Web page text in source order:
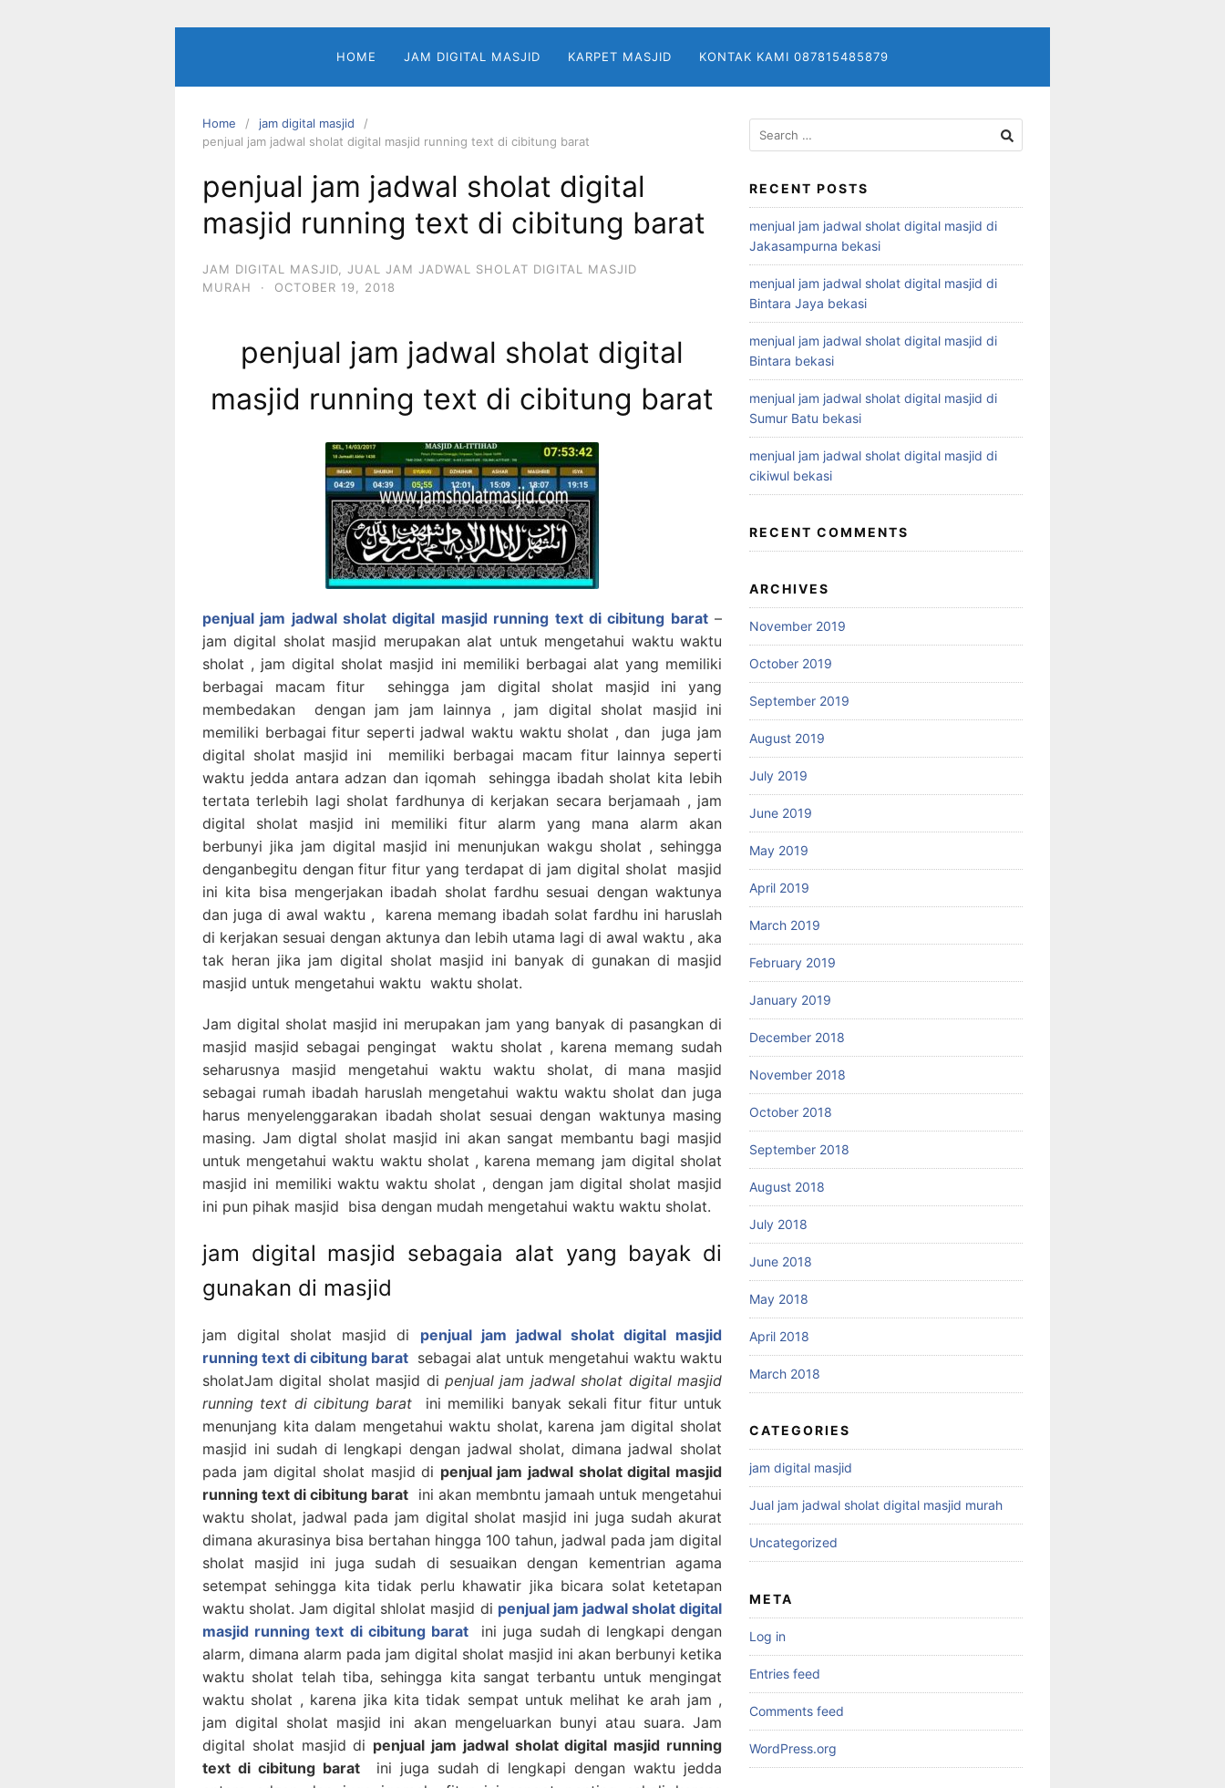
HOME JAM DIGITAL MASJID KARPET MASJID KONTAK KAMI 087815485879
Home
jam digital masjid
penjual jam jadwal sholat digital masjid running text di cibitung barat
penjual jam jadwal sholat digital
masjid running text di cibitung barat
JAM DIGITAL MASJID
JUAL JAM JADWAL SHOLAT DIGITAL MASJID
MURAH
· OCTOBER 19, 2018
penjual jam jadwal sholat digital
masjid running text di cibitung barat
penjual jam jadwal sholat digital masjid running text di cibitung barat –
jam digital sholat masjid merupakan alat untuk mengetahui waktu waktu
sholat , jam digital sholat masjid ini memiliki berbagai alat yang memiliki
berbagai macam fitur sehingga jam digital sholat masjid ini yang
membedakan dengan jam jam lainnya , jam digital sholat masjid ini
memiliki berbagai fitur seperti jadwal waktu waktu sholat , dan juga jam
digital sholat masjid ini memiliki berbagai macam fitur lainnya seperti
waktu jedda antara adzan dan iqomah sehingga ibadah sholat kita lebih
tertata terlebih lagi sholat fardhunya di kerjakan secara berjamaah , jam
digital sholat masjid ini memiliki fitur alarm yang mana alarm akan
berbunyi jika jam digital masjid ini menunjukan wakgu sholat , sehingga
denganbegitu dengan fitur fitur yang terdapat di jam digital sholat masjid
ini kita bisa mengerjakan ibadah sholat fardhu sesuai dengan waktunya
dan juga di awal waktu , karena memang ibadah solat fardhu ini haruslah
di kerjakan sesuai dengan aktunya dan lebih utama lagi di awal waktu , aka
tak heran jika jam digital sholat masjid ini banyak di gunakan di masjid
masjid untuk mengetahui waktu waktu sholat.
Jam digital sholat masjid ini merupakan jam yang banyak di pasangkan di
masjid masjid sebagai pengingat waktu sholat , karena memang sudah
seharusnya masjid mengetahui waktu waktu sholat, di mana masjid
sebagai rumah ibadah haruslah mengetahui waktu waktu sholat dan juga
harus menyelenggarakan ibadah sholat sesuai dengan waktunya masing
masing. Jam digtal sholat masjid ini akan sangat membantu bagi masjid
untuk mengetahui waktu waktu sholat , karena memang jam digital sholat
masjid ini memiliki waktu waktu sholat , dengan jam digital sholat masjid
ini pun pihak masjid bisa dengan mudah mengetahui waktu waktu sholat.
jam digital masjid sebagaia alat yang bayak di
gunakan di masjid
jam digital sholat masjid di
penjual jam jadwal sholat digital masjid
running text di cibitung barat sebagai alat untuk mengetahui waktu waktu
sholatJam digital sholat masjid di penjual jam jadwal sholat digital masjid
running text di cibitung barat ini memiliki banyak sekali fitur fitur untuk
menunjang kita dalam mengetahui waktu sholat, karena jam digital sholat
masjid ini sudah di lengkapi dengan jadwal sholat, dimana jadwal sholat
pada jam digital sholat masjid di penjual jam jadwal sholat digital masjid
running text di cibitung barat ini akan membntu jamaah untuk mengetahui
waktu sholat, jadwal pada jam digital sholat masjid ini juga sudah akurat
dimana akurasinya bisa bertahan hingga 100 tahun, jadwal pada jam digital
sholat masjid ini juga sudah di sesuaikan dengan kementrian agama
setempat sehingga kita tidak perlu khawatir jika bicara solat ketetapan
waktu sholat. Jam digital shlolat masjid di penjual jam jadwal sholat digital
masjid running text di cibitung barat
ini juga sudah di lengkapi dengan
alarm, dimana alarm pada jam digital sholat masjid ini akan berbunyi ketika
waktu sholat telah tiba, sehingga kita sangat terbantu untuk mengingat
waktu sholat , karena jika kita tidak sempat untuk melihat ke arah jam ,
jam digital sholat masjid ini akan mengeluarkan bunyi atau suara. Jam
digital sholat masjid di penjual jam jadwal sholat digital masjid running
text di cibitung barat ini juga sudah di lengkapi dengan waktu jedda
Search
for:
RECENT POSTS
menjual jam jadwal sholat digital masjid di
Jakasampurna bekasi
menjual jam jadwal sholat digital masjid di
Bintara Jaya bekasi
menjual jam jadwal sholat digital masjid di
Bintara bekasi
menjual jam jadwal sholat digital masjid di
Sumur Batu bekasi
menjual jam jadwal sholat digital masjid di
cikiwul bekasi
RECENT COMMENTS
ARCHIVES
November 2019
October 2019
September 2019
August 2019
July 2019
June 2019
May 2019
April 2019
March 2019
February 2019
January 2019
December 2018
November 2018
October 2018
September 2018
August 2018
July 2018
June 2018
May 2018
April 2018
March 2018
CATEGORIES
jam digital masjid
Jual jam jadwal sholat digital masjid murah
Uncategorized
META
Log in
Entries feed
Comments feed
WordPress.org